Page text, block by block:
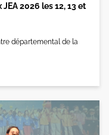
2026 les 12, 13 et
départemental de la